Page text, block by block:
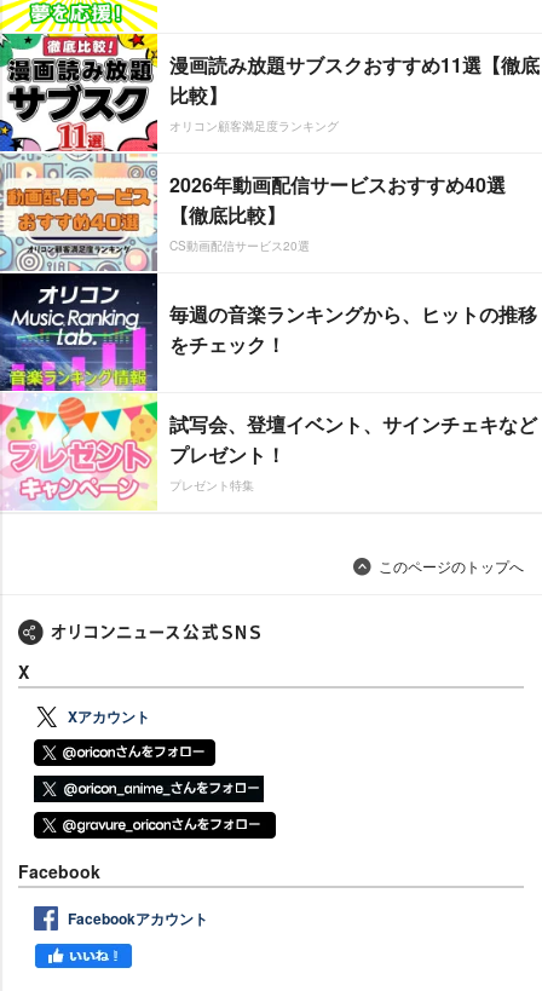
漫画読み放題サブスクおすすめ11選【徹底
比較】
オリコン顧客満足度ランキング
2026年動画配信サービスおすすめ40選
【徹底比較】
CS動画配信サービス20選
毎週の音楽ランキングから、ヒットの推移
をチェック！
試写会、登壇イベント、サインチェキなど
プレゼント！
プレゼント特集
このページのトップへ
X
Xアカウント
Facebook
Facebookアカウント